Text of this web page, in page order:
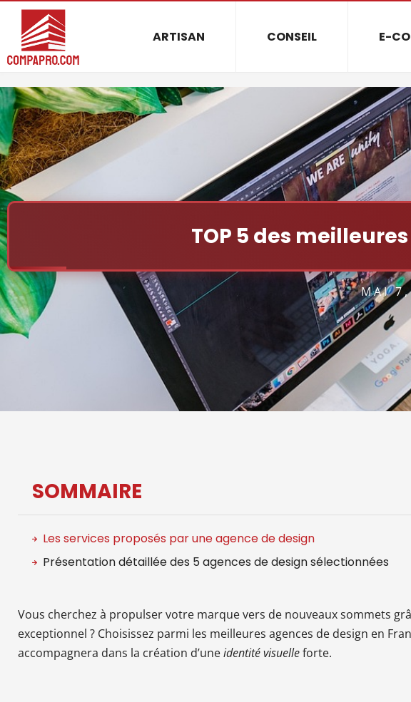
ARTISAN CONSEIL E-
TOP 5 des
MAI
SOMMAIRE
Les services proposés par une agence de design
Présentation détaillée des 5 agences de design sélectionnées
Vous cherchez à propulser votre marque vers de nouveaux sommets
exceptionnel ? Choisissez parmi les meilleures agences de design en
accompagnera dans la création d’uneidentité visuelleforte.